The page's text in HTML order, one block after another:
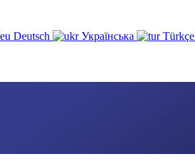
Deutsch Українська Türkçe